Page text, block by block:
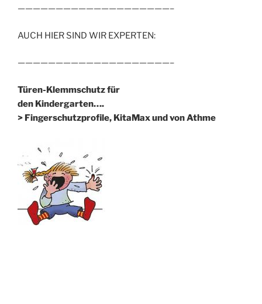
————————————————————–
AUCH HIER SIND WIR EXPERTEN:
————————————————————–
Türen-Klemmschutz für
den Kindergarten….
> Fingerschutzprofile, KitaMax und von Athme